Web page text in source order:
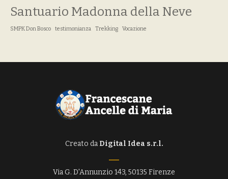
Santuario Madonna della Neve
SMPK Don Bosco testimonianza Trekking Vocazione
Creato da Digital Idea s.r.l.
Via G. D'Annunzio 143, 50135 Firenze